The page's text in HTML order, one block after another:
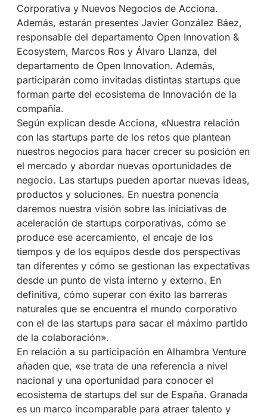
Corporativa y Nuevos Negocios de Acciona.
Además, estarán presentes Javier González Báez,
responsable del departamento Open Innovation &
Ecosystem, Marcos Ros y Álvaro Llanza, del
departamento de Open Innovation. Además,
participarán como invitadas distintas startups que
forman parte del ecosistema de Innovación de la
compañía.
Según explican desde Acciona, «Nuestra relación
con las startups parte de los retos que plantean
nuestros negocios para hacer crecer su posición en
el mercado y abordar nuevas oportunidades de
negocio. Las startups pueden aportar nuevas ideas,
productos y soluciones. En nuestra ponencia
daremos nuestra visión sobre las iniciativas de
aceleración de startups corporativas, cómo se
produce ese acercamiento, el encaje de los
tiempos y de los equipos desde dos perspectivas
tan diferentes y cómo se gestionan las expectativas
desde un punto de vista interno y externo. En
definitiva, cómo superar con éxito las barreras
naturales que se encuentra el mundo corporativo
con el de las startups para sacar el máximo partido
de la colaboración».
En relación a su participación en Alhambra Venture
añaden que, «se trata de una referencia a nivel
nacional y una oportunidad para conocer el
ecosistema de startups del sur de España. Granada
es un marco incomparable para atraer talento y